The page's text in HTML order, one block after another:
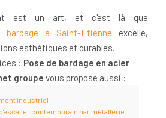
est un art, et c'est là que
bardage à Saint-Étienne excelle,
esthétiques et durables.
: Pose de bardage en acier
groupe vous propose aussi :
industriel
contemporain par métallerie